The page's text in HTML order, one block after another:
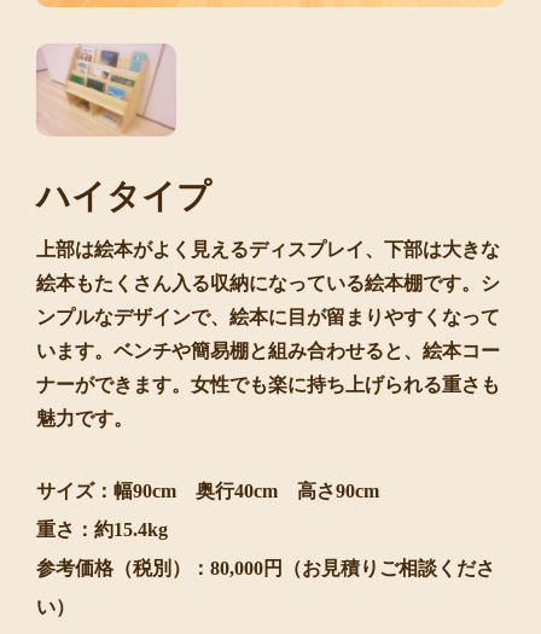
ハイタイプ
上部は絵本がよく見えるディスプレイ、下部は大きな
絵本もたくさん入る収納になっている絵本棚です。シ
ンプルなデザインで、絵本に目が留まりやすくなって
います。ベンチや簡易棚と組み合わせると、絵本コー
ナーができます。女性でも楽に持ち上げられる重さも
魅力です。
サイズ：幅90cm 奥行40cm 高さ90cm
重さ：約15.4kg
参考価格（税別）：80,000円（お見積りご相談くださ
い）